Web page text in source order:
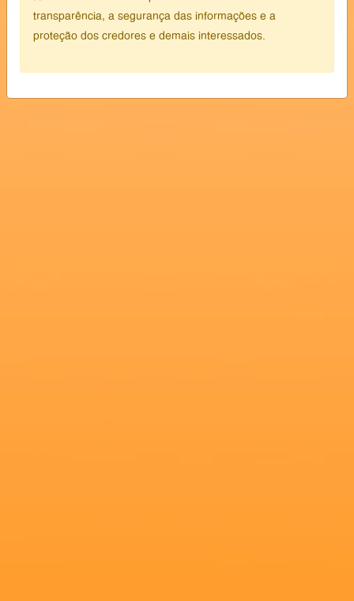
transparência, a segurança das informações e a
proteção dos credores e demais interessados.